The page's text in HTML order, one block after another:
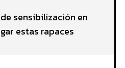
sensibilización en
estas rapaces